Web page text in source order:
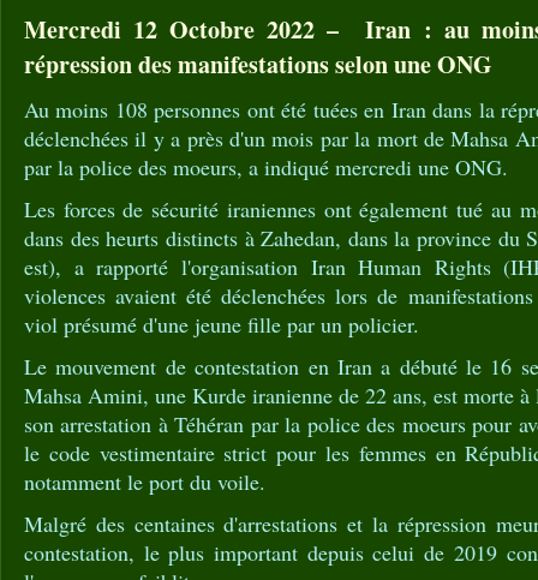
Mercredi 12 Octobre 2022 – Iran : au
répression des manifestations selon une ONG
Au moins 108 personnes ont été tuées en Iran dans la
déclenchées il y a près d'un mois par la mort de Mahsa
par la police des moeurs, a indiqué mercredi une ONG.
Les forces de sécurité iraniennes ont également tué au
dans des heurts distincts à Zahedan, dans la province du
est), a rapporté l'organisation Iran Human Rights
violences avaient été déclenchées lors de
viol présumé d'une jeune fille par un policier.
Le mouvement de contestation en Iran a débuté le 16
Mahsa Amini, une Kurde iranienne de 22 ans, est morte
son arrestation à Téhéran par la police des moeurs pour
le code vestimentaire strict pour les femmes en
notamment le port du voile.
Malgré des centaines d'arrestations et la répression
contestation, le plus important depuis celui de 2019